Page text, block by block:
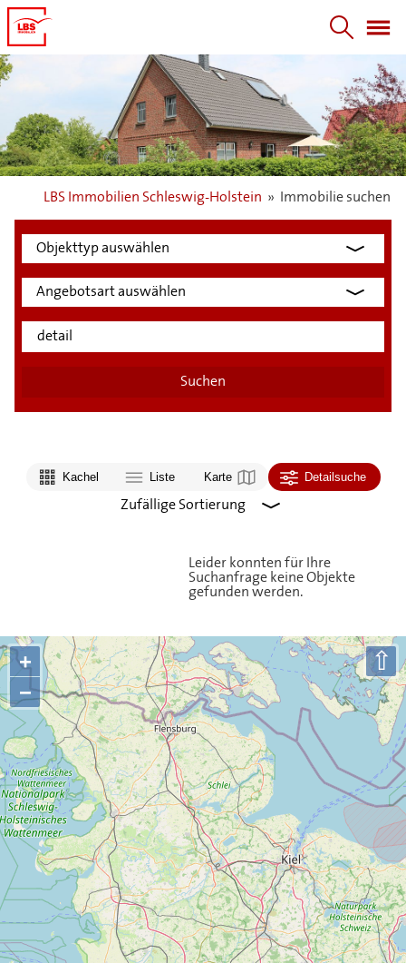
LBS Immobilien Schleswig-Holstein » Immobilie suchen
Kachel Liste Karte Detailsuche
Leider konnten für Ihre
Suchanfrage keine Objekte
gefunden werden.
+
−
⇧